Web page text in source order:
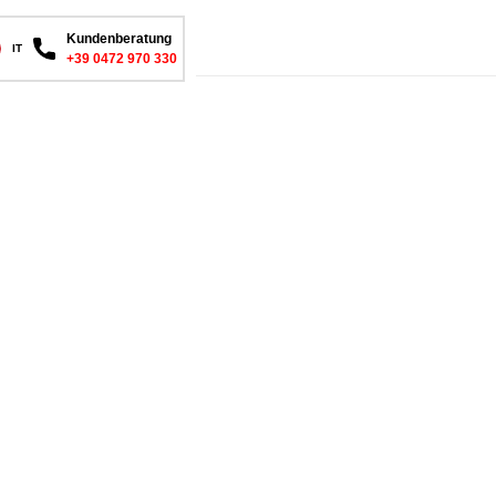
IT
Kundenberatung
+39 0472 970 330